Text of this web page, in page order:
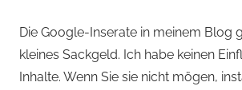
Die Google-Inserate in meinem Blog
kleines Sackgeld. Ich habe keinen
Inhalte. Wenn Sie sie nicht mögen,